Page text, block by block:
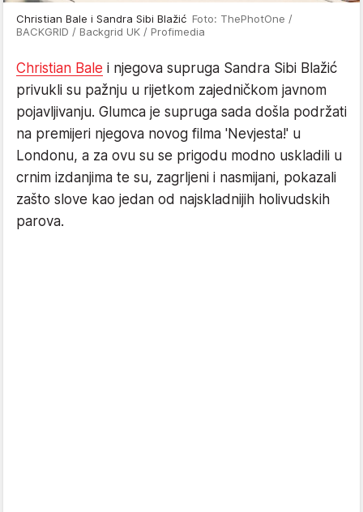
Christian Bale i Sandra Sibi Blažić Foto: ThePhotOne /
BACKGRID / Backgrid UK / Profimedia
Christian Bale i njegova supruga Sandra Sibi Blažić
privukli su pažnju u rijetkom zajedničkom javnom
pojavljivanju. Glumca je supruga sada došla podržati
na premijeri njegova novog filma 'Nevjesta!' u
Londonu, a za ovu su se prigodu modno uskladili u
crnim izdanjima te su, zagrljeni i nasmijani, pokazali
zašto slove kao jedan od najskladnijih holivudskih
parova.